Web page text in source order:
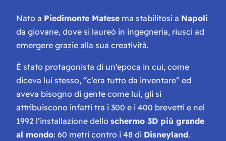
Nato a Piedimonte Matese ma stabilitosi a Napoli
da giovane, dove si laureò in ingegneria, riuscì ad
emergere grazie alla sua creatività.
È stato protagonista di un’epoca in cui, come
diceva lui stesso, “c’era tutto da inventare” ed
aveva bisogno di gente come lui, gli si
attribuiscono infatti tra i 300 e i 400 brevetti e nel
1992 l’installazione dello schermo 3D più grande
al mondo: 60 metri contro i 48 di Disneyland.